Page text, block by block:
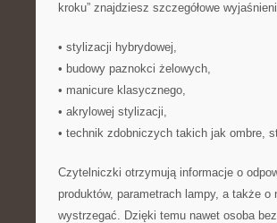
kroku” znajdziesz szczegółowe
• stylizacji hybrydowej,
• budowy paznokci żelowych,
• manicure klasycznego,
• akrylowej stylizacji,
• technik zdobniczych takich jak ombre,
Czytelniczki otrzymują informacje o
produktów, parametrach lampy, a także
wystrzegać. Dzięki temu nawet osoba